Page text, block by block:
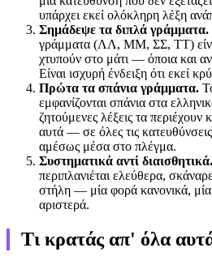
υπάρχει εκεί ολόκληρη λέξη
Σημάδεψε τα διπλά γράμματα.
γράμματα (ΛΛ, ΜΜ, ΣΣ, ΤΤ)
χτυπούν στο μάτι — όποια και
Είναι ισχυρή ένδειξη ότι εκεί
Πρώτα τα σπάνια γράμματα.
εμφανίζονται σπάνια στα
ζητούμενες λέξεις τα περιέχουν
αυτά — σε όλες τις
αμέσως μέσα στο πλέγμα.
Συστηματικά αντί διαισθητικά.
περιπλανιέται ελεύθερα,
στήλη — μία φορά κανονικά,
αριστερά.
Τι κρατάς απ' όλα